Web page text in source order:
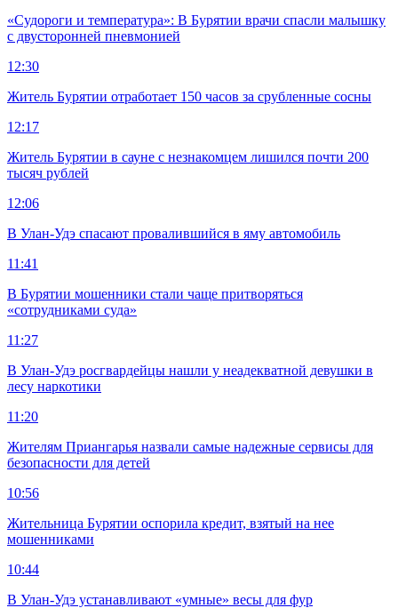
«Судороги и температура»: В Бурятии врачи спасли малышку
с двусторонней пневмонией
12:30
Житель Бурятии отработает 150 часов за срубленные сосны
12:17
Житель Бурятии в сауне с незнакомцем лишился почти 200
тысяч рублей
12:06
В Улан-Удэ спасают провалившийся в яму автомобиль
11:41
В Бурятии мошенники стали чаще притворяться
«сотрудниками суда»
11:27
В Улан-Удэ росгвардейцы нашли у неадекватной девушки в
лесу наркотики
11:20
Жителям Приангарья назвали самые надежные сервисы для
безопасности для детей
10:56
Жительница Бурятии оспорила кредит, взятый на нее
мошенниками
10:44
В Улан-Удэ устанавливают «умные» весы для фур